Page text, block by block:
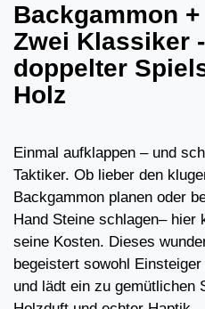
Backgammon +
Zwei Klassiker
doppelter
Holz
Einmal aufklappen – und
Taktiker. Ob lieber den
Backgammon planen oder
Hand Steine schlagen–
seine Kosten. Dieses
begeistert sowohl
und lädt ein zu gemütlichen